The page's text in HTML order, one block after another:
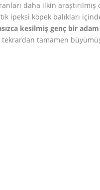
daha ilkin
ipeksi köpek balıkları
kesilmiş genç bir
tekrardan tamamen